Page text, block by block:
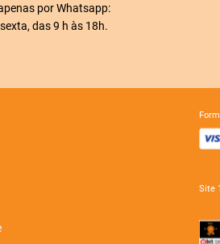
por Whatsapp:
das 9 h às 18h.
site